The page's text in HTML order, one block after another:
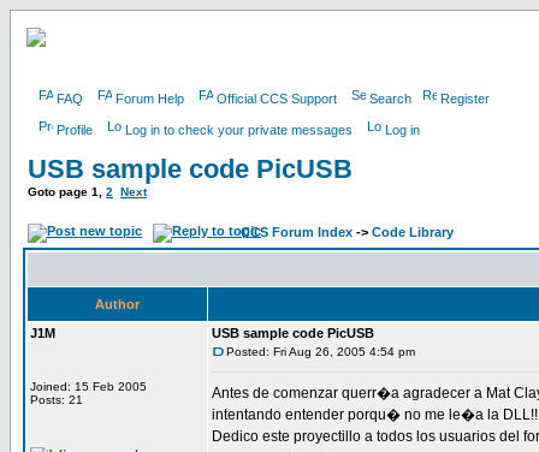
FAQ Forum Help Official CCS Support Search Register
Profile Log in to check your private messages Log in
USB sample code PicUSB
Goto page 1 2 Next
CCS Forum Index -> Code Library
Author
J1M
Joined: 15 Feb 2005
Posts: 21
USB sample code PicUSB
Posted: Fri Aug 26, 2005 4:54 pm
Antes de comenzar querr�a agradecer a Mat
intentando entender porqu� no me le�a la DLL!!
Dedico este proyectillo a todos los usuarios del